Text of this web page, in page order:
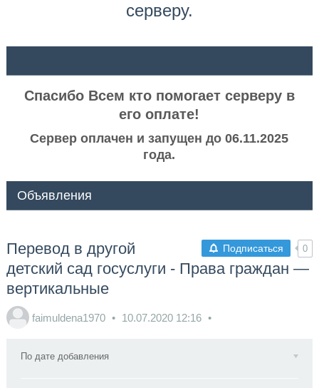
серверу.
Спасибо Всем кто помогает серверу в
его оплате!
Сервер оплачен и запущен до 06.11.2025
года.
Объявления
Подписаться 0
Перевод в другой
детский сад госуслуги - Права граждан —
вертикальные
faimuldena1970 10.07.2020 12:16
По дате добавления